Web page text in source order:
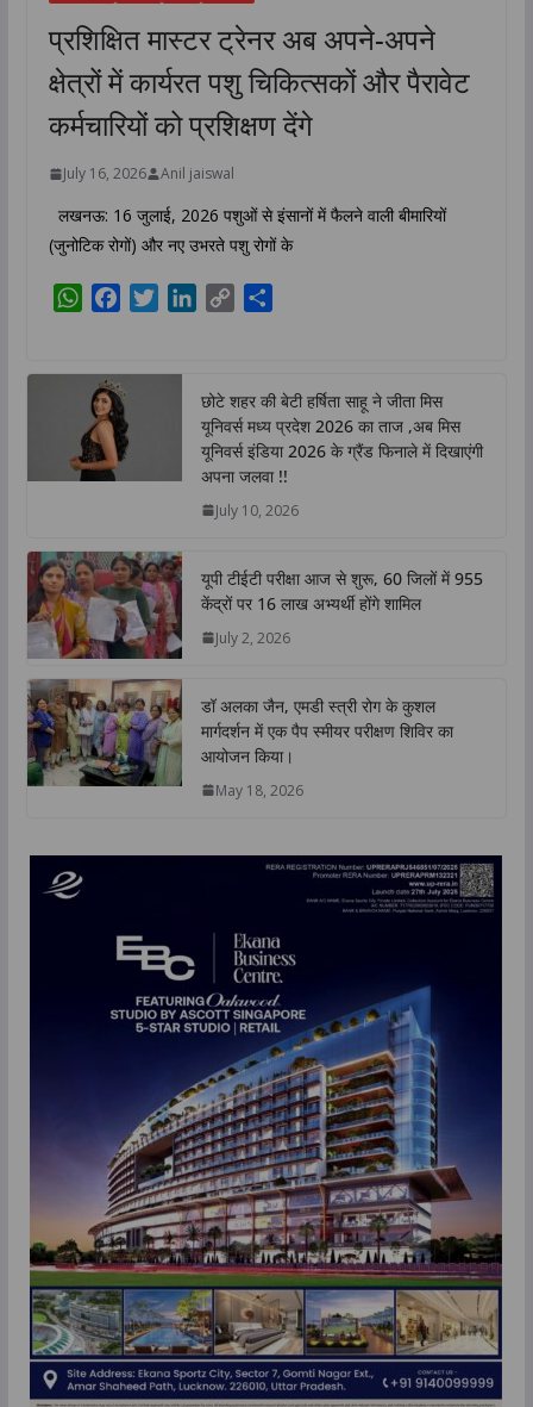
उत्तर प्रदेश करियर राज्य लखनऊ
प्रशिक्षित मास्टर ट्रेनर अब अपने-अपने
क्षेत्रों में कार्यरत पशु चिकित्सकों और पैरावेट
कर्मचारियों को प्रशिक्षण देंगे
July 16, 2026 Anil jaiswal
(जुनोटिक रोगों) और नए उभरते पशु रोगों के
W
h
a
s
A
p
p
F
a
c
b
o
o
k
i
t
e
r
L
n
k
d
I
n
C
o
p
y
i
n
k
S
h
a
r
यूनिवर्स इंडिया 2026 के ग्रैंड फिनाले में दिखाएंगी
अपना जलवा !!
July 10, 2026
यूपी टीईटी परीक्षा आज से शुरू, 60 जिलों में 955
केंद्रों पर 16 लाख अभ्यर्थी होंगे शामिल
मार्गदर्शन में एक पैप स्मीयर परीक्षण शिविर का